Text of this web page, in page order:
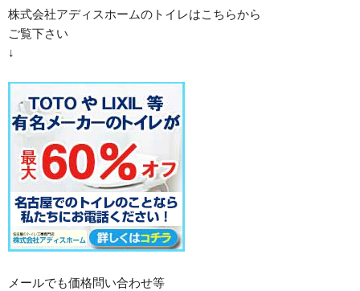
株式会社アディスホームのトイレはこちらから
ご覧下さい
↓
メールでも価格問い合わせ等